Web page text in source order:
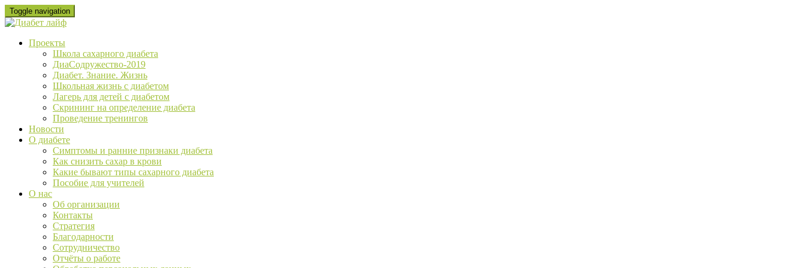
Skip
to
content
Toggle navigation
Проекты
Школа сахарного диабета
ДиаСодружество-2019
Диабет. Знание. Жизнь
Школьная жизнь с диабетом
Лагерь для детей с диабетом
Скрининг на определение диабета
Проведение тренингов
Новости
О диабете
Cимптомы и ранние признаки диабета
Как снизить сахар в крови
Какие бывают типы сахарного диабета
Пособие для учителей
О нас
Об организации
Контакты
Стратегия
Благодарности
Сотрудничество
Отчёты о работе